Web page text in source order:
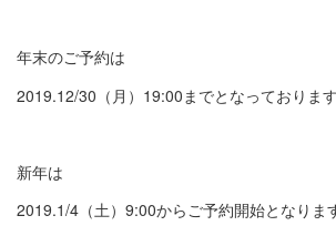
年末のご予約は
2019.12/30（月）19:00までとなっております
新年は
2019.1/4（土）9:00からご予約開始となりま